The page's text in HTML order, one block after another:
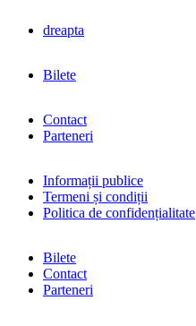
dreapta
Bilete
Contact
Parteneri
Informații publice
Termeni și condiții
Politica de confidențialitate
Bilete
Contact
Parteneri